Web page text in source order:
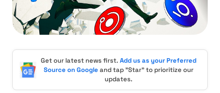
Get our latest news first. Add us as your Preferred
Source on Google and tap "Star" to prioritize our
updates.